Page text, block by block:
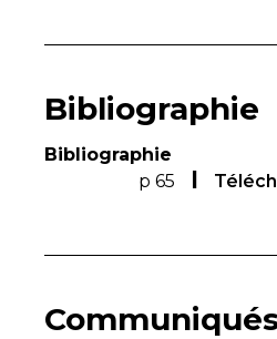
Bibliographie
Bibliographie
p 65